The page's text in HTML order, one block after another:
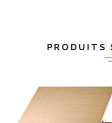
PRODUITS